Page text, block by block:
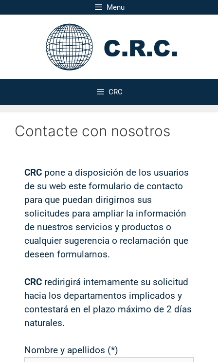
Menu
CRC
Contacte con nosotros
CRC pone a disposición de los usuarios
de su web este formulario de contacto
para que puedan dirigirnos sus
solicitudes para ampliar la información
de nuestros servicios y productos o
cualquier sugerencia o reclamación que
deseen formularnos.
CRC redirigirá internamente su solicitud
hacia los departamentos implicados y
contestará en el plazo máximo de 2 días
naturales.
Nombre y apellidos (*)